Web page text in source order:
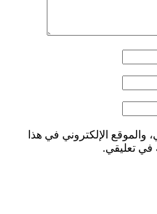
والموقع الإلكتروني في هذا
في تعليقي.